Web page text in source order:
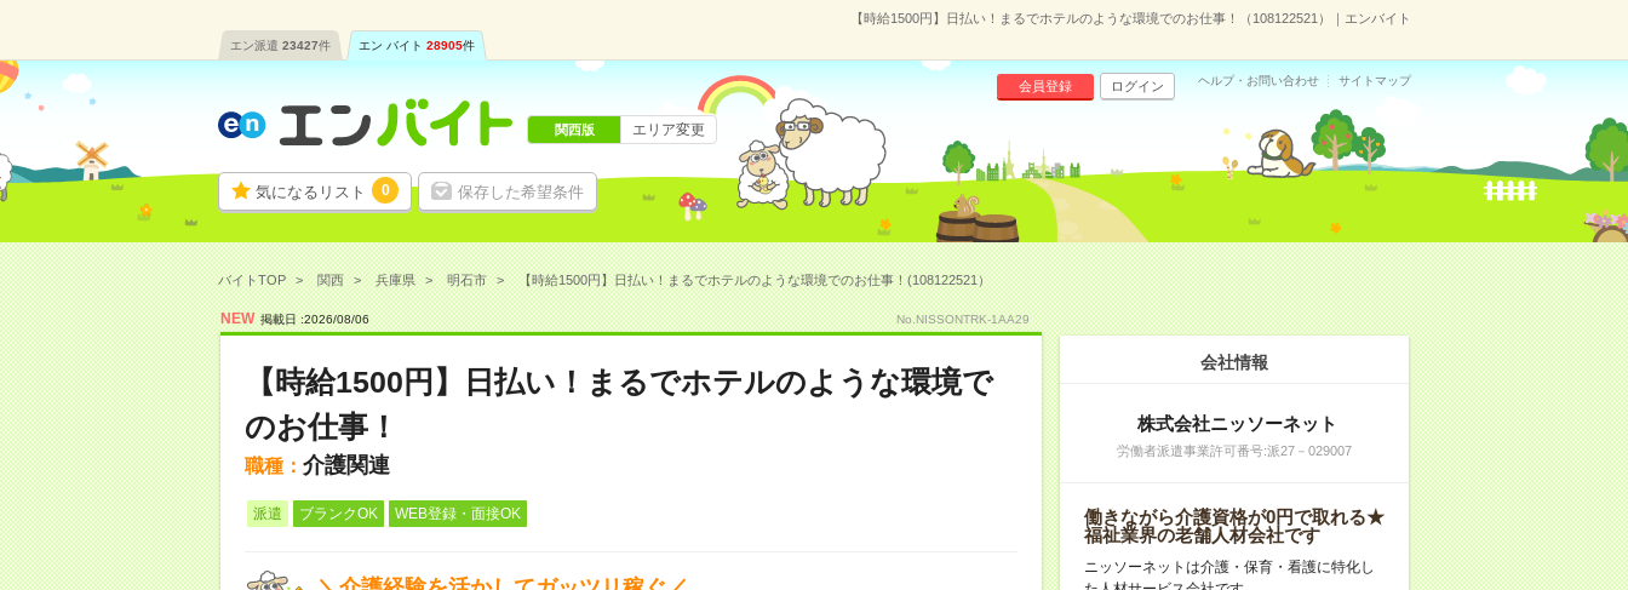
【時給1500円】日払い！まるでホテルのような環境でのお仕事！（108122521）｜エンバイト
エン派遣 23427件 エン バイト 28905件
気になるリスト 0 保存した希望条件
会員登録 ログイン ヘルプ・お問い合わせ サイトマップ
関西版 エリア変更
バイトTOP 関西 兵庫県 明石市 【時給1500円】日払い！まるでホテルのような環境でのお仕事！(108122521）
NEW 掲載日 :2026/08/06 No.NISSONTRK-1AA29
【時給1500円】日払い！まるでホテルのような環境で
のお仕事！
職種： 介護関連
派遣 ブランクOK WEB登録・面接OK
会社情報
株式会社ニッソーネット
労働者派遣事業許可番号:派27－029007
働きながら介護資格が0円で取れる★
福祉業界の老舗人材会社です
ニッソーネットは介護・保育・看護に特化し